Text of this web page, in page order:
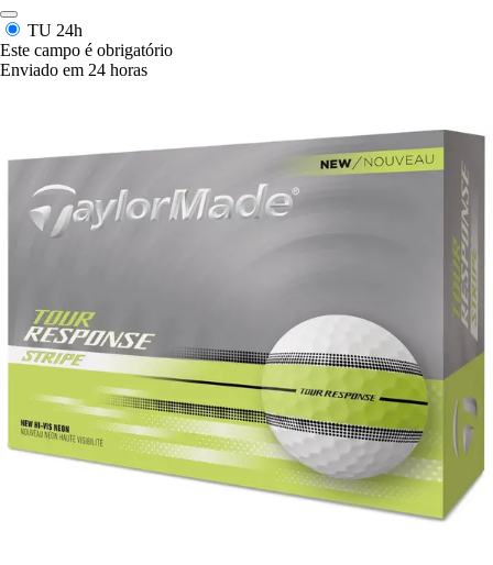
TU 24h
Este campo é obrigatório
Enviado em 24 horas